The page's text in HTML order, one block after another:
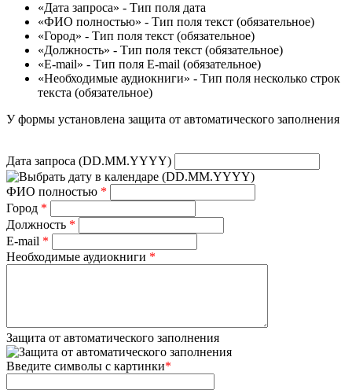
«Дата запроса» - Тип поля дата
«ФИО полностью» - Тип поля текст (обязательное)
«Город» - Тип поля текст (обязательное)
«Должность» - Тип поля текст (обязательное)
«E-mail» - Тип поля E-mail (обязательное)
«Необходимые аудиокниги» - Тип поля несколько строк
текста (обязательное)
У формы установлена защита от автоматического заполнения
Дата запроса (DD.MM.YYYY)
(DD.MM.YYYY)
ФИО полностью *
Город *
Должность *
E-mail *
Необходимые аудиокниги *
Защита от автоматического заполнения
Введите символы с картинки*